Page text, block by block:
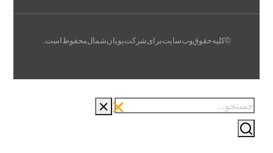
© کلیه حقوق وب سایت برای شرکت پویان شمال محفوظ است.